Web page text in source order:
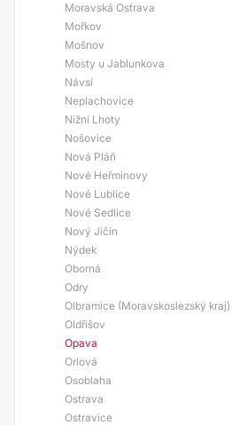
Moravská Ostrava
Mořkov
Mošnov
Mosty u Jablunkova
Návsí
Neplachovice
Nižní Lhoty
Nošovice
Nová Pláň
Nové Heřminovy
Nové Lublice
Nové Sedlice
Nový Jičín
Nýdek
Oborná
Odry
Olbramice (Moravskoslezský kraj)
Oldřišov
Opava
Orlová
Osoblaha
Ostrava
Ostravice